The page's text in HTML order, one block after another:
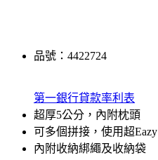
品號：4422724
第一銀行貸款率利表
超厚5公分，內附枕頭
可多個拼接，使用超Eazy
內附收納綁繩及收納袋